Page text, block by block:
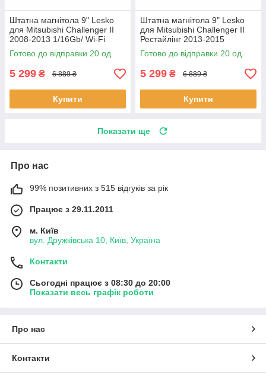
Штатна магнітола 9" Lesko
для Mitsubishi Challenger II
2008-2013 1/16Gb/ Wi-Fi
Optima Міцубісі 20 шт.
Готово до відправки 20 од.
5 299 ₴ 6 889 ₴
Купити
Штатна магнітола 9" Lesko
для Mitsubishi Challenger II
Рестайлінг 2013-2015
1/16Gb/ Wi-Fi Optima Міцубі
20шт
Готово до відправки 20 од.
5 299 ₴ 6 889 ₴
Купити
Показати ще
Про нас
99% позитивних з 515 відгуків за рік
Працює з 29.11.2011
м. Київ
вул. Дружківська 10, Київ, Україна
Контакти
Сьогодні працює з 08:30 до 20:00
Показати весь графік роботи
Про нас
Контакти